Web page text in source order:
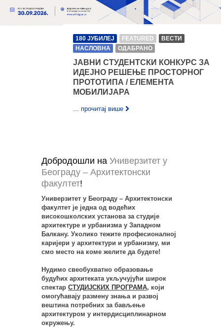
180 ЈУБИЛЕЈ FEATURED
ВЕСТИ
НАСЛОВНА
ОДАБРАНО
180 година Архитектонског
факултета: Наслеђе, знање и
будућност школе архитектуре
... прочитај више
Добродошли на Универзитет у
Београду – Архитектонски
факултет!
Универзитет у Београду – Архитектонски
факултет је једна од водећих
високошколских установа за студије
архитектуре и урбанизма у Западном
Балкану. Уколико тежите професионалној
каријери у архитектури и урбанизму, ми
смо место на коме желите да будете!
Нудимо свеобухватно образовање
будућих архитеката укључујући широк
спектар СТУДИЈСКИХ ПРОГРАМА, који
омогућавају размену знања и развој
вештина потребних за бављење
архитектуром у интердисциплинарном
окружењу.